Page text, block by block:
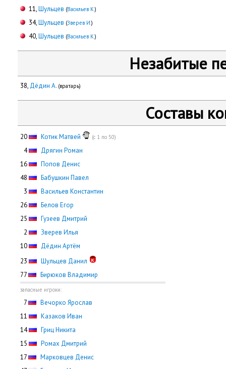
11,Шульцев (Васильев К.)
34,Шульцев (Зверев И.)
40,Шульцев (Васильев К.)
Незабитые
38, Дёдин А. (вратарь)
Составы
20 Котик Матвей (с 1 по 50)
4
Дрягин Роман
16
Попов Денис
48
Бабушкин Павел
3
Васильев Константин
26
Белов Егор
25
Гузеев Дмитрий
2
Зверев Илья
10
Дёдин Артём
23
Шульцев Данил
77
Бирюков Владимир
запасные игроки:
7
Вечорко Ярослав
11
Казаков Иван
14
Гриц Никита
15
Ромах Дмитрий
17
Марковцев Денис